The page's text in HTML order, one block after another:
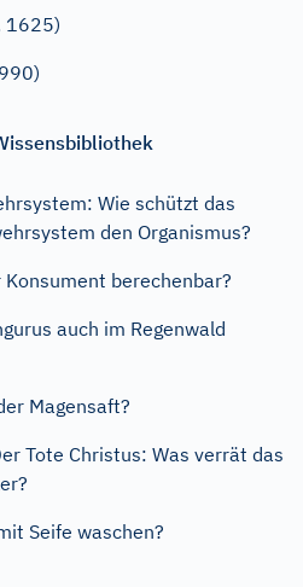
1625)
Wie schützt das
den Organismus?
berechenbar?
auch im Regenwald
Magensaft?
Tote Christus: Was verrät das
Seife waschen?